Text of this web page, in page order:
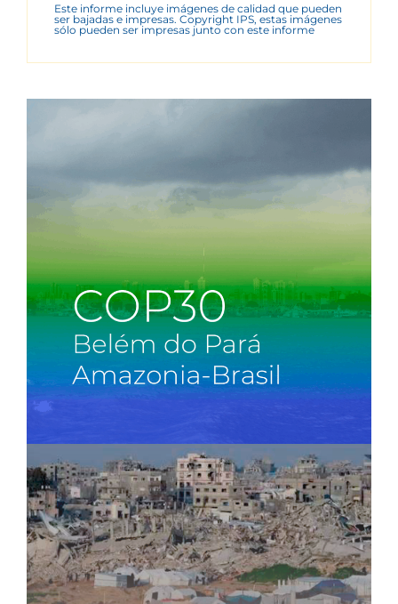
Este informe incluye imágenes de calidad que pueden
ser bajadas e impresas. Copyright IPS, estas imágenes
sólo pueden ser impresas junto con este informe